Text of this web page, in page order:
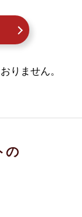
りません。
の